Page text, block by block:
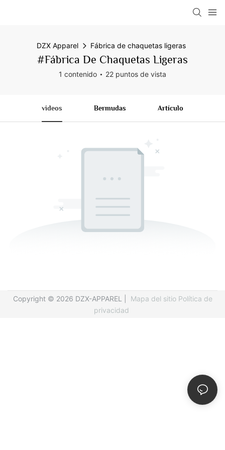
DZX Apparel Fábrica de chaquetas ligeras
#Fábrica De Chaquetas Ligeras
1 contenido 22 puntos de vista
videos Bermudas Artículo
Copyright © 2026 DZX-APPAREL | Mapa del sitio Política de
privacidad